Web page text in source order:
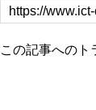
この記事へのト